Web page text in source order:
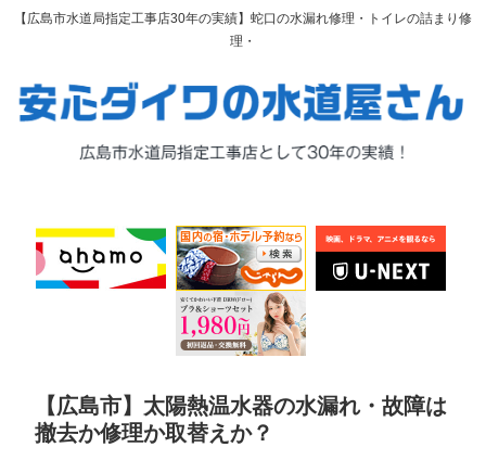
【広島市水道局指定工事店30年の実績】蛇口の水漏れ修理・トイレの詰まり修
理・
【広島市】太陽熱温水器の水漏れ・故障は
撤去か修理か取替えか？